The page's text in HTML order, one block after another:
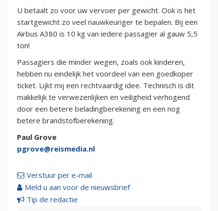
U betaalt zo voor uw vervoer per gewicht. Ook is het
startgewicht zo veel nauwkeuriger te bepalen. Bij een
Airbus A380 is 10 kg van iedere passagier al gauw 5,5
ton!
Passagiers die minder wegen, zoals ook kinderen,
hebben nu eindelijk het voordeel van een goedkoper
ticket. Lijkt mij een rechtvaardig idee. Technisch is dit
makkelijk te verwezenlijken en veiligheid verhogend
door een betere beladingberekening en een nog
betere brandstofberekening.
Paul Grove
pgrove@reismedia.nl
Verstuur per e-mail
Meld u aan voor de nieuwsbrief
Tip de redactie